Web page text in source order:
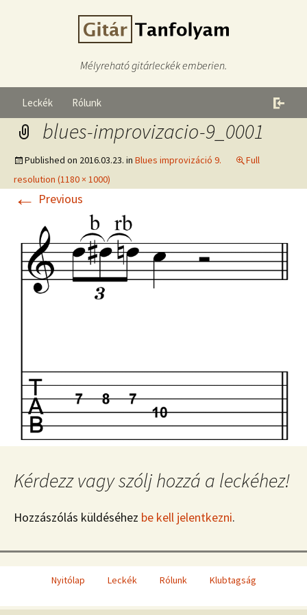
Mélyreható gitárleckék emberien.
Leckék Rólunk
blues-improvizacio-9_0001
Published on 2016.03.23. in Blues improvizáció 9.
Full
resolution (1180 × 1000)
← Previous
Kérdezz vagy szólj hozzá a leckéhez!
Hozzászólás küldéséhez be kell jelentkezni.
Nyitólap Leckék Rólunk Klubtagság